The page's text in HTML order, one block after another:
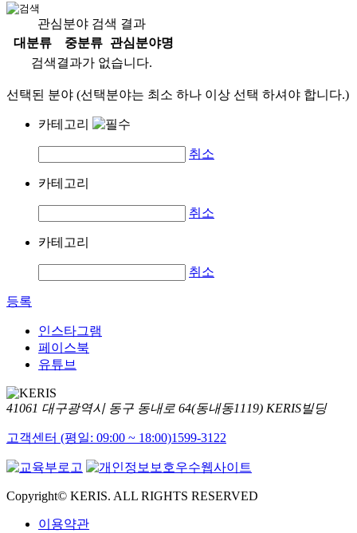
관심분야 검색 결과
대분류
중분류
관심분야명
검색결과가 없습니다.
선택된 분야 (선택분야는 최소 하나 이상 선택 하셔야 합니다.)
카테고리
취소
카테고리
취소
카테고리
취소
등록
인스타그램
페이스북
유튜브
41061 대구광역시 동구 동내로 64(동내동1119) KERIS빌딩
고객센터 (평일: 09:00 ~ 18:00)1599-3122
Copyright© KERIS. ALL RIGHTS RESERVED
이용약관